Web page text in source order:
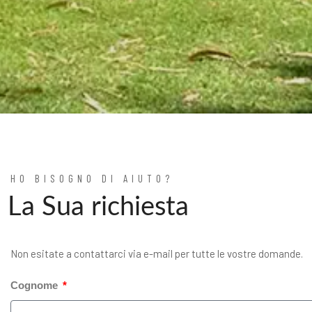
HO BISOGNO DI AIUTO?
La Sua richiesta
Non esitate a contattarci via e-mail per tutte le vostre domande.
Cognome